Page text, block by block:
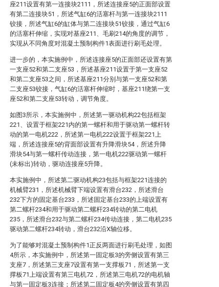
座211设置有第一连接块2111，所述连接座5的正面部设置
有第二连接块51，所述气缸6的活塞杆与第一连接块2111
铰接，所述气缸6的缸体与第二连接块51铰接，通过气缸6
的活塞杆伸缩，实现对基座211、毛刷214的角度的调节，
实现从不同角度对混凝土预制构件1表面进行刷毛处理。
进一步的，本实施例中，所述连接座5的正面部还设置有第
一支座52和第二支座53，所述基座211设置于第一支座52
和第二支座53之间，所述基座211分别与第一支座52和第
二支座53铰接，气缸6的活塞杆伸缩时，基座211绕第一支
座52和第二支座53转动，调节角度。
如图3所示，本实施例中，所述第一驱动机构22包括框架
221、设置于框架221内的第一螺杆和用于驱动第一螺杆转
动的第一电机222，所述第一电机222设置于框架221上
端，所述连接座5的背面部设置有升降滑块54，所述升降
滑块54与第一螺杆传动连接，第一电机222驱动第一螺杆
(未标出)转动，驱动连接座5升降。
本实施例中，所述第二驱动机构23包括与框架221连接的
机械臂231，所述机械臂下端设置有滑台232，所述滑台
232下方的固定基台233，所述固定基台233的上端设置有
第二螺杆234和用于驱动第二螺杆234转动的第二电机
235，所述滑台232与第二螺杆234传动连接，第二电机235
驱动第二螺杆234转动，滑台232沿X轴位移。
为了能够对混凝土预制构件1正反两面进行刷毛处理，如图
4所示，本实施例中，所述第一固定板3的旁侧设置有第三
支座7，所述第三支座7设置有第一支撑板71，所述第一支
撑板71上端设置有第三电机72，所述第三电机72的电机轴
与第一固定板3连接；所述第二固定板4的旁侧设置有第四